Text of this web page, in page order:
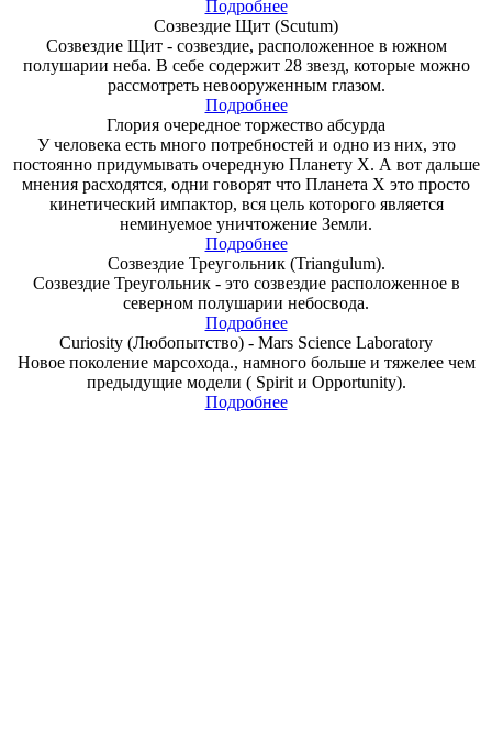
Подробнее
Созвездие Щит (Scutum)
Созвездие Щит - созвездие, расположенное в южном
полушарии неба. В себе содержит 28 звезд, которые можно
рассмотреть невооруженным глазом.
Подробнее
Глория очередное торжество абсурда
У человека есть много потребностей и одно из них, это
постоянно придумывать очередную Планету Х. А вот дальше
мнения расходятся, одни говорят что Планета Х это просто
кинетический импактор, вся цель которого является
неминуемое уничтожение Земли.
Подробнее
Созвездие Треугольник (Triangulum).
Созвездие Треугольник - это созвездие расположенное в
северном полушарии небосвода.
Подробнее
Curiosity (Любопытство) - Mars Science Laboratory
Новое поколение марсохода., намного больше и тяжелее чем
предыдущие модели ( Spirit и Opportunity).
Подробнее